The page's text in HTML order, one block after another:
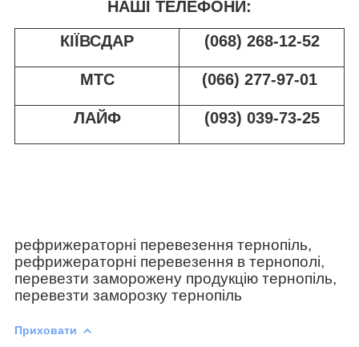
НАШІ ТЕЛЕФОНИ:
КІЇВСДАР
(068) 268-12-52
МТС (066) 277-97-01
ЛАЙФ (093) 039-73-25
рефрижераторні перевезення тернопіль,
рефрижераторні перевезення в тернополі,
перевезти заморожену продукцію тернопіль,
перевезти заморозку тернопіль
Приховати